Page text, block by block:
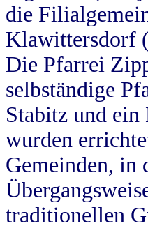
die
Klawittersdorf
Die Pfarrei
selbständige
Stabitz und
wurden
Gemeinden, in
traditionellen